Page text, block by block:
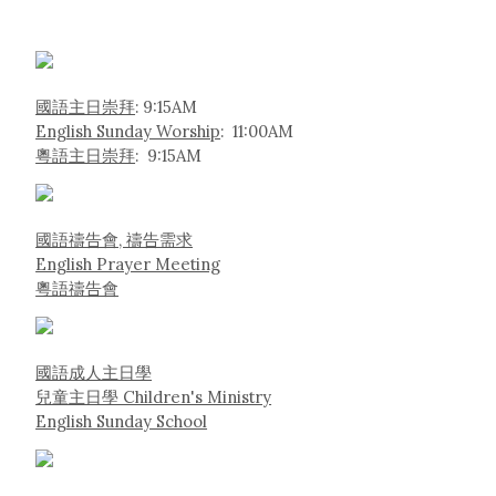
國語主日崇拜: 9:15AM
English Sunday Worship: 11:00AM
粵語主日崇拜: 9:15AM
國語禱告會, 禱告需求
English Prayer Meeting
粵語禱告會
國語成人主日學
兒童主日學 Children's Ministry
English Sunday School